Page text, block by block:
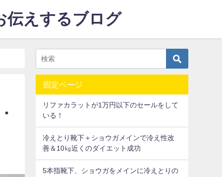
伝えするブログ
固定ページ
リファカラットが1万円以下のセールをして
いる！
冷えとり靴下＋ショウガメインで冷え性改
善＆10㎏近くのダイエット成功
5本指靴下、ショウガをメインに冷えとりの